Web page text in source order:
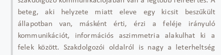
beteg, aki helyzete miatt eleve egy kicsit beszűkült
állapotban van, másként érti, érzi a feléje irányuló
kommunikációt, információs aszimmetria alakulhat ki a
felek között. Szakdolgozói oldalról is nagy a leterheltség